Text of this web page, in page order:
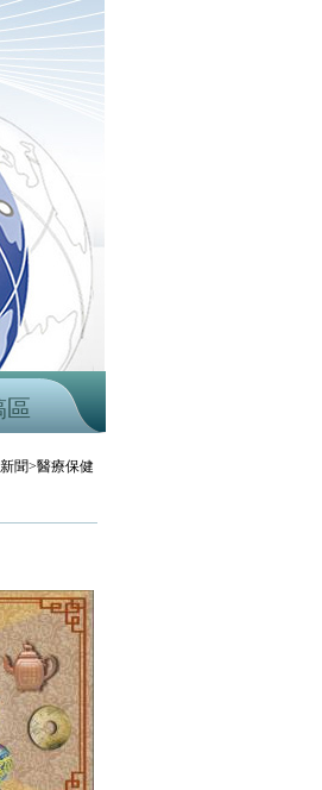
區
聞>醫療保健